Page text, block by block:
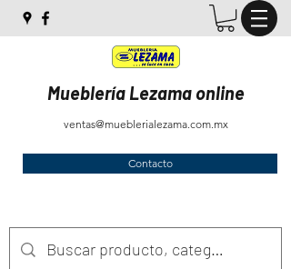
Mueblería Lezama online
ventas@mueblerialezama.com.mx
Contacto